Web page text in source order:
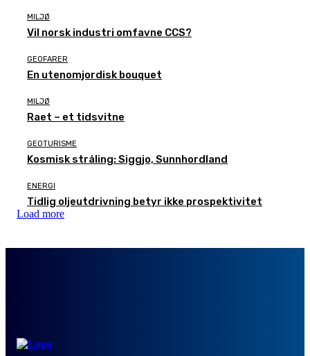
MILJØ
Vil norsk industri omfavne CCS?
GEOFARER
En utenomjordisk bouquet
MILJØ
Raet – et tidsvitne
GEOTURISME
Kosmisk stråling: Siggjo, Sunnhordland
ENERGI
Tidlig oljeutdrivning betyr ikke prospektivitet
Load more